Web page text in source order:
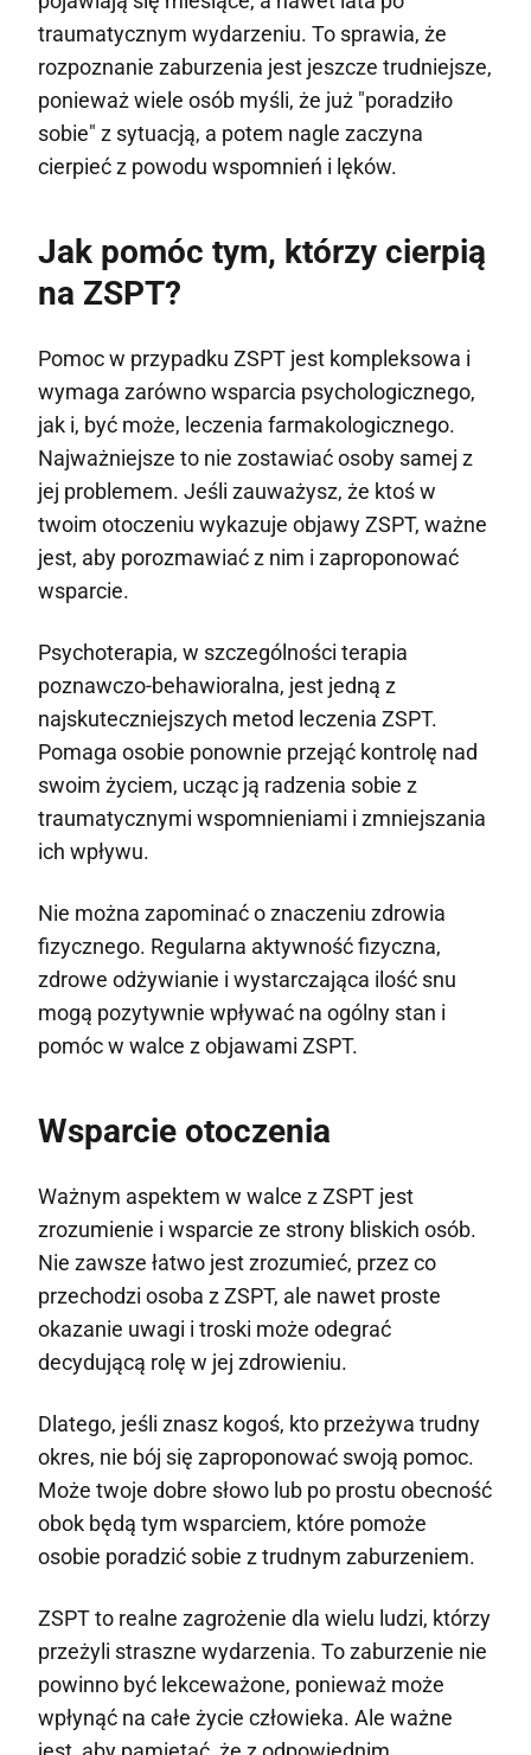
traumatycznym wydarzeniu. To sprawia, że
rozpoznanie zaburzenia jest jeszcze trudniejsze,
ponieważ wiele osób myśli, że już "poradziło
sobie" z sytuacją, a potem nagle zaczyna
cierpieć z powodu wspomnień i lęków.
Jak pomóc tym, którzy cierpią
na ZSPT?
Pomoc w przypadku ZSPT jest kompleksowa i
wymaga zarówno wsparcia psychologicznego,
jak i, być może, leczenia farmakologicznego.
Najważniejsze to nie zostawiać osoby samej z
jej problemem. Jeśli zauważysz, że ktoś w
twoim otoczeniu wykazuje objawy ZSPT, ważne
jest, aby porozmawiać z nim i zaproponować
wsparcie.
Psychoterapia, w szczególności terapia
poznawczo-behawioralna, jest jedną z
najskuteczniejszych metod leczenia ZSPT.
Pomaga osobie ponownie przejąć kontrolę nad
swoim życiem, ucząc ją radzenia sobie z
traumatycznymi wspomnieniami i zmniejszania
ich wpływu.
Nie można zapominać o znaczeniu zdrowia
fizycznego. Regularna aktywność fizyczna,
zdrowe odżywianie i wystarczająca ilość snu
mogą pozytywnie wpływać na ogólny stan i
pomóc w walce z objawami ZSPT.
Wsparcie otoczenia
Ważnym aspektem w walce z ZSPT jest
zrozumienie i wsparcie ze strony bliskich osób.
Nie zawsze łatwo jest zrozumieć, przez co
przechodzi osoba z ZSPT, ale nawet proste
okazanie uwagi i troski może odegrać
decydującą rolę w jej zdrowieniu.
Dlatego, jeśli znasz kogoś, kto przeżywa trudny
okres, nie bój się zaproponować swoją pomoc.
Może twoje dobre słowo lub po prostu obecność
obok będą tym wsparciem, które pomoże
osobie poradzić sobie z trudnym zaburzeniem.
ZSPT to realne zagrożenie dla wielu ludzi, którzy
przeżyli straszne wydarzenia. To zaburzenie nie
powinno być lekceważone, ponieważ może
wpłynąć na całe życie człowieka. Ale ważne